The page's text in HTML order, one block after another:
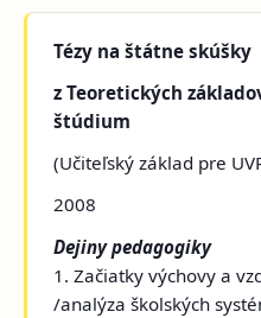
Tézy na štátne skúšky
z Teoretických
štúdium
(Učiteľský základ pre
2008
Dejiny pedagogiky
1. Začiatky výchovy a
/analýza školských